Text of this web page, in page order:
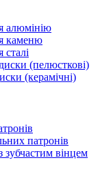
алюмінію
каменю
сталі
(пелюсткові)
(керамічні)
патронів
зубчастим вінцем